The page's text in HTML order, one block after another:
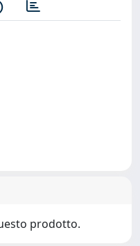
prodotto.